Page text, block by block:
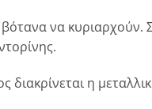
να κυριαρχούν.
η